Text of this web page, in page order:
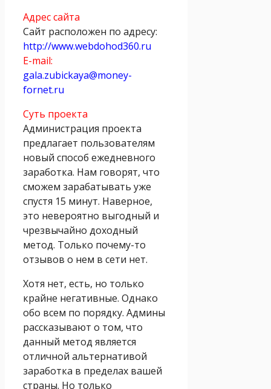
Адрес сайта
Сайт расположен по адресу:
http://www.webdohod360.ru
E-mail:
gala.zubickaya@money-
fornet.ru
Суть проекта
Администрация проекта
предлагает пользователям
новый способ ежедневного
заработка. Нам говорят, что
сможем зарабатывать уже
спустя 15 минут. Наверное,
это невероятно выгодный и
чрезвычайно доходный
метод. Только почему-то
отзывов о нем в сети нет.
Хотя нет, есть, но только
крайне негативные. Однако
обо всем по порядку. Админы
рассказывают о том, что
данный метод является
отличной альтернативой
заработка в пределах вашей
страны. Но только